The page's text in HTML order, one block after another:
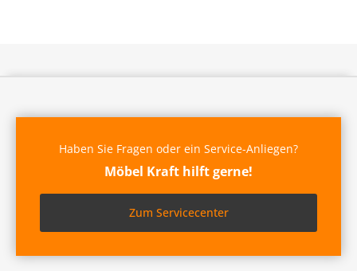
Haben Sie Fragen oder ein Service-Anliegen?
Möbel Kraft hilft gerne!
Zum Servicecenter